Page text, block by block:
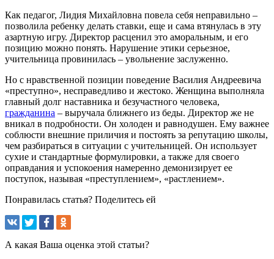
Как педагог, Лидия Михайловна повела себя неправильно –
позволила ребенку делать ставки, еще и сама втянулась в эту
азартную игру. Директор расценил это аморальным, и его
позицию можно понять. Нарушение этики серьезное,
учительница провинилась – увольнение заслуженно.
Но с нравственной позиции поведение Василия Андреевича
«преступно», несправедливо и жестоко. Женщина выполняла
главный долг наставника и безучастного человека,
гражданина – выручала ближнего из беды. Директор же не
вникал в подробности. Он холоден и равнодушен. Ему важнее
соблюсти внешние приличия и постоять за репутацию школы,
чем разбираться в ситуации с учительницей. Он использует
сухие и стандартные формулировки, а также для своего
оправдания и успокоения намеренно демонизирует ее
поступок, называя «преступлением», «растлением».
Понравилась статья? Поделитесь ей
А какая Ваша оценка этой статьи?